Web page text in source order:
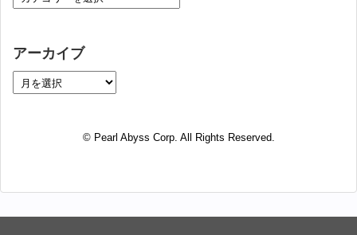
アーカイブ
© Pearl Abyss Corp. All Rights Reserved.